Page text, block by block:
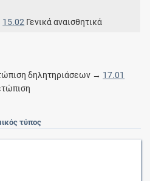
15.02 Γενικά αναισθητικά
δηλητηριάσεων → 17.01
τύπος